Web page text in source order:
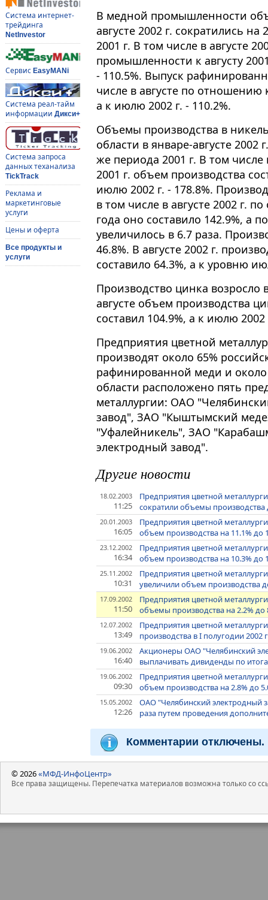
Система интернет-
трейдинга
NetInvestor
Сервис EasyMANi
Система реал-тайм
информации Дикси+
Система запроса
данных теханализа
TickTrack
Реклама и
маркетинговые
услуги
Цены и оферта
Все продукты и
услуги
В медной промышленности
августе 2002 г. сократились
2001 г. В том числе в августе
промышленности к августу
- 110.5%. Выпуск
числе в августе по отношению
а к июлю 2002 г. - 110.2%.
Объемы производства в
области в январе-августе 2002
же периода 2001 г. В том числе
2001 г. объем производства
июлю 2002 г. - 178.8%.
в том числе в августе 2002 г.
года оно составило 142.9%, а
увеличилось в 6.7 раза.
46.8%. В августе 2002 г.
составило 64.3%, а к уровню
Производство цинка возросло
августе объем производства
составил 104.9%, а к июлю 2002
Предприятия цветной
производят около 65%
рафинированной меди и
области расположено пять
металлургии: ОАО
завод", ЗАО "Кыштымский
"Уфалейникель", ЗАО
электродный завод".
Другие новости
18.02.2003
11:25
Предприятия цветной
сократили объемы производства
20.01.2003
16:05
Предприятия цветной
объем производства на 11.1% до
23.12.2002
16:34
Предприятия цветной
объем производства на 10.3% до
25.11.2002
10:31
Предприятия цветной
увеличили объем производства
17.09.2002
11:50
Предприятия цветной
объемы производства на 2.2% до
12.07.2002
13:49
Предприятия цветной
производства в I полугодии 2002
19.06.2002
16:40
Акционеры ОАО "Челябинский
выплачивать дивиденды по
19.06.2002
09:30
Предприятия цветной
объем производства на 2.8% до
15.05.2002
12:26
ОАО "Челябинский электродный
раза путем проведения
Комментарии отключены.
© 2026«МФД-ИнфоЦентр»
Все права защищены. Перепечатка материалов возможна только со